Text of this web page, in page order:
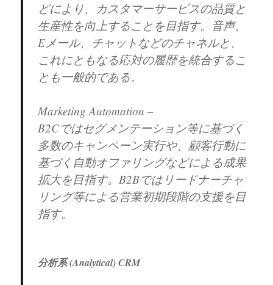
どにより、カスタマーサービスの品質と
生産性を向上することを目指す。音声、
Eメール、チャットなどのチャネルと、
これにともなる応対の履歴を統合するこ
とも一般的である。
Marketing Automation –
B2Cではセグメンテーション等に基づく
多数のキャンペーン実行や、顧客行動に
基づく自動オファリングなどによる成果
拡大を目指す。B2Bではリードナーチャ
リング等による営業初期段階の支援を目
指す。
分析系 (Analytical) CRM